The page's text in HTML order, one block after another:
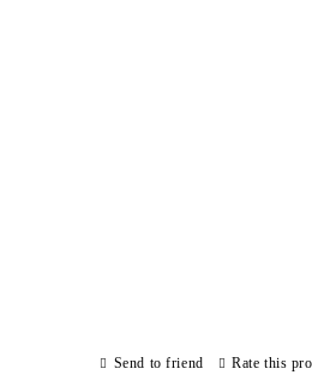
Send to friend Rate this